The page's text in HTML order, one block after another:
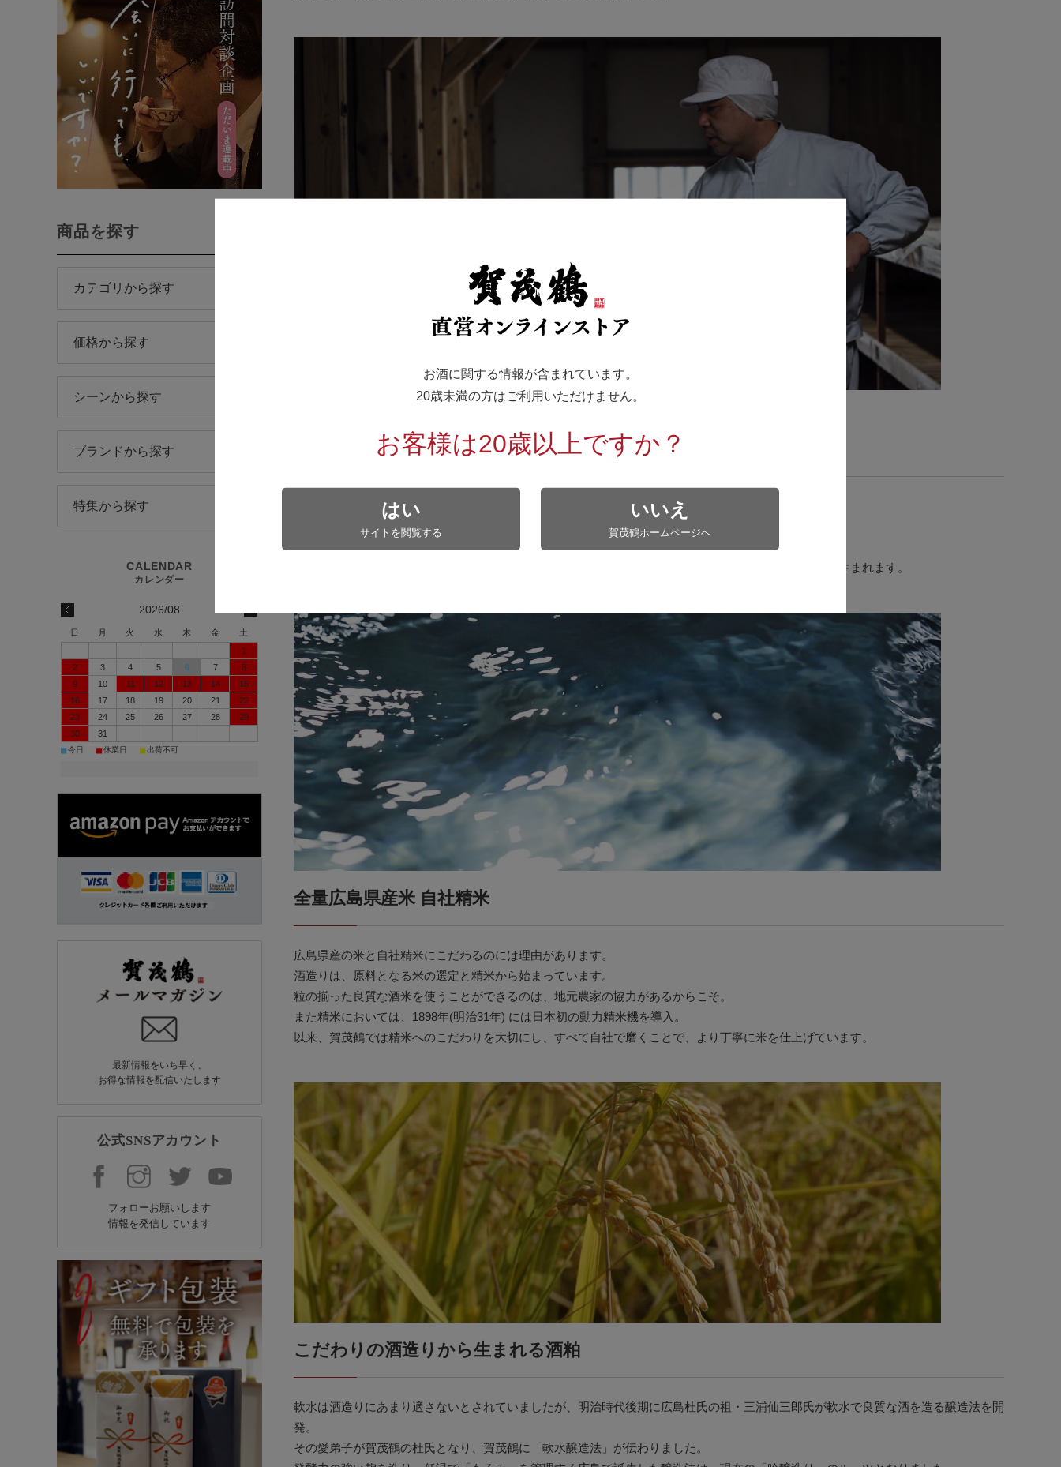
日本酒の約80％は水です。
おいしい日本酒造りに、良質な水は欠かせません。
賀茂鶴の酒造りには緑豊かな山々から湧き出る、賀茂山系の伏流井水を使っています。
自然の恵みが育む、適度なミネラルを含んだ上質な「軟水」により、口当たりのやさしい柔らかな酒が生まれます。
全量広島県産米 自社精米
広島県産の米と自社精米にこだわるのには理由があります。
酒造りは、原料となる米の選定と精米から始まっています。
粒の揃った良質な酒米を使うことができるのは、地元農家の協力があるからこそ。
また精米においては、1898年(明治31年) には日本初の動力精米機を導入。
以来、賀茂鶴では精米へのこだわりを大切にし、すべて自社で磨くことで、より丁寧に米を仕上げています。
こだわりの酒造りから生まれる酒粕
軟水は酒造りにあまり適さないとされていましたが、明治時代後期に広島杜氏の祖・三浦仙三郎氏が軟水で良質な酒を造る醸造法を開
発。
その愛弟子が賀茂鶴の杜氏となり、賀茂鶴に「軟水醸造法」が伝わりました。
商品を探す
カテゴリから探す
価格から探す
シーンから探す
ブランドから探す
特集から探す
2026/08
日 月 火 水 木 金
土
1
2
3 4 5 6 7
8
9
10 11 12 13 14
15
16
17 18 19 20 21
22
23
24 25 26 27 28
29
30
31
■今日 ■休業日 ■出荷不可
最新情報をいち早く、
お得な情報を配信いたします
公式SNSアカウント
フォローお願いします
情報を発信しています
お酒に関する情報が含まれています。
20歳未満の方はご利用いただけません。
お客様は20歳以上ですか？
はい
サイトを閲覧する
いいえ
賀茂鶴ホームページへ